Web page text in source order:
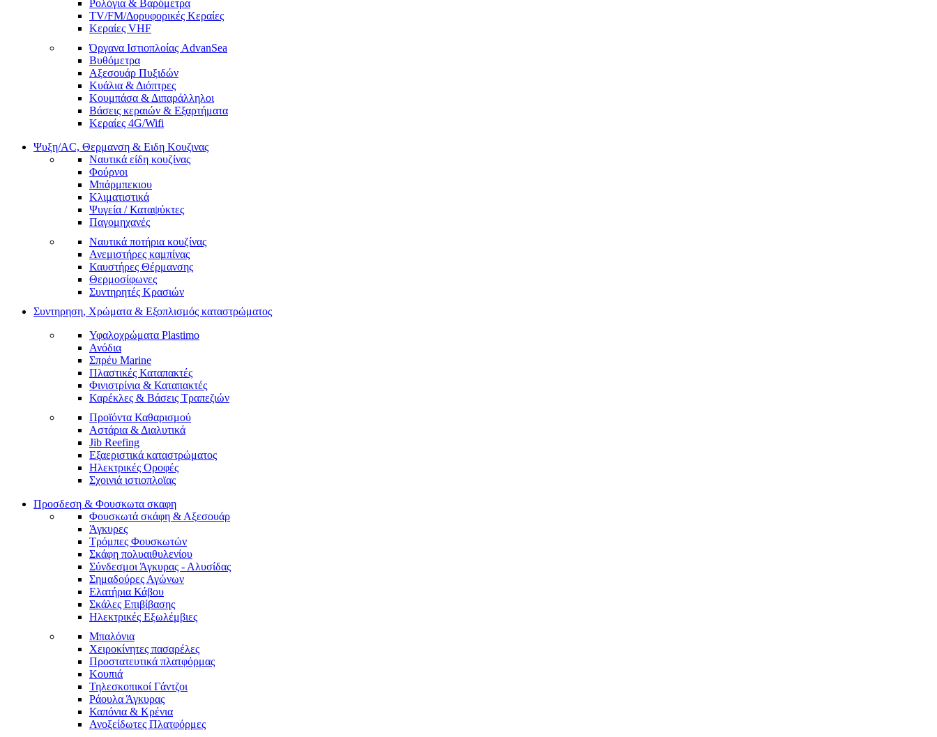
Ρολόγια & Βαρόμετρα
ΤV/FM/Δορυφορικές Κεραίες
Κεραίες VHF
Όργανα Ιστιοπλοίας AdvanSea
Βυθόμετρα
Αξεσουάρ Πυξιδών
Κυάλια & Διόπτρες
Κουμπάσα & Διπαράλληλοι
Βάσεις κεραιών & Εξαρτήματα
Κεραίες 4G/Wifi
Ψυξη/AC, Θερμανση & Ειδη Κουζινας
Ναυτικά είδη κουζίνας
Φούρνοι
Μπάρμπεκιου
Κλιματιστικά
Ψυγεία / Καταψύκτες
Παγομηχανές
Ναυτικά ποτήρια κουζίνας
Ανεμιστήρες καμπίνας
Καυστήρες Θέρμανσης
Θερμοσίφωνες
Συντηρητές Κρασιών
Συντηρηση, Χρώματα & Εξοπλισμός καταστρώματος
Υφαλοχρώματα Plastimo
Ανόδια
Σπρέυ Marine
Πλαστικές Καταπακτές
Φινιστρίνια & Καταπακτές
Καρέκλες & Βάσεις Τραπεζιών
Προϊόντα Καθαρισμού
Αστάρια & Διαλυτικά
Jib Reefing
Εξαεριστικά καταστρώματος
Ηλεκτρικές Οροφές
Σχοινιά ιστιοπλοϊας
Προσδεση & Φουσκωτα σκαφη
Φουσκωτά σκάφη & Αξεσουάρ
Άγκυρες
Τρόμπες Φουσκωτών
Σκάφη πολυαιθυλενίου
Σύνδεσμοι Άγκυρας - Αλυσίδας
Σημαδούρες Αγώνων
Ελατήρια Κάβου
Σκάλες Επιβίβασης
Ηλεκτρικές Εξωλέμβιες
Μπαλόνια
Χειροκίνητες πασαρέλες
Προστατευτικά πλατφόρμας
Κουπιά
Τηλεσκοπικοί Γάντζοι
Ράουλα Άγκυρας
Καπόνια & Κρένια
Ανοξείδωτες Πλατφόρμες